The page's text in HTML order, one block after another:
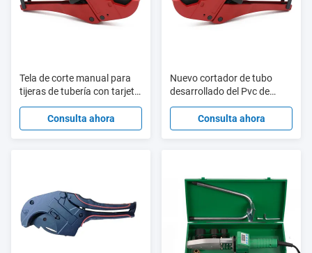
Tela de corte manual para
tijeras de tubería con tarjeta
de ampollas HT307A 42 mm
Consulta ahora
Nuevo cortador de tubo
desarrollado del Pvc de
Speedfit Ht307a Ppr HT304
Consulta ahora